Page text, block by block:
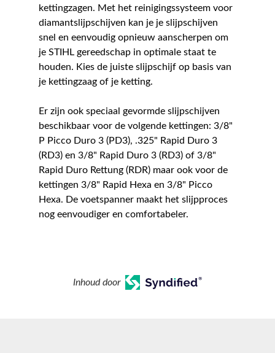
kettingzagen. Met het reinigingssysteem voor
diamantslijpschijven kan je je slijpschijven
snel en eenvoudig opnieuw aanscherpen om
je STIHL gereedschap in optimale staat te
houden. Kies de juiste slijpschijf op basis van
je kettingzaag of je ketting.
Er zijn ook speciaal gevormde slijpschijven
beschikbaar voor de volgende kettingen: 3/8"
P Picco Duro 3 (PD3), .325" Rapid Duro 3
(RD3) en 3/8" Rapid Duro 3 (RD3) of 3/8"
Rapid Duro Rettung (RDR) maar ook voor de
kettingen 3/8" Rapid Hexa en 3/8" Picco
Hexa. De voetspanner maakt het slijpproces
nog eenvoudiger en comfortabeler.
Inhoud door